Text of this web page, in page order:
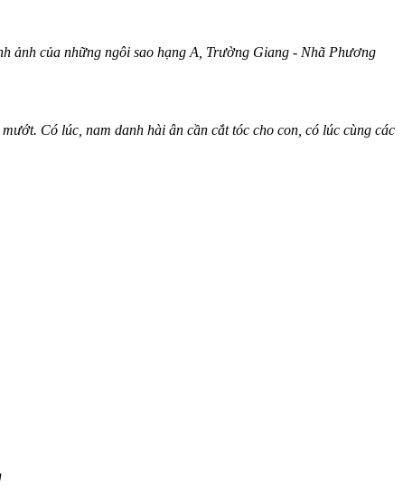
ảnh của những ngôi sao hạng A, Trường Giang - Nhã Phương
Có lúc, nam danh hài ân cần cắt tóc cho con, có lúc cùng các